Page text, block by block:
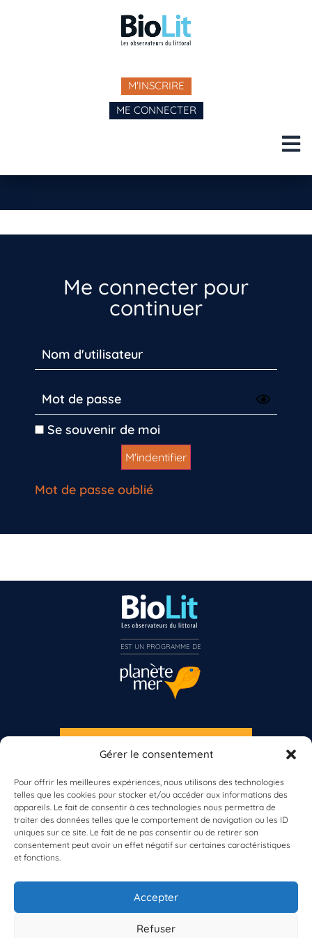
Gérer le consentement
Pour offrir les meilleures expériences, nous utilisons des technologies
telles que les cookies pour stocker et/ou accéder aux informations des
appareils. Le fait de consentir à ces technologies nous permettra de
traiter des données telles que le comportement de navigation ou les ID
uniques sur ce site. Le fait de ne pas consentir ou de retirer son
consentement peut avoir un effet négatif sur certaines caractéristiques
et fonctions.
Accepter
Refuser
M'INSCRIRE
ME CONNECTER
Me connecter pour
continuer
Se souvenir de moi
Mot de passe oublié
À propos de BioLit
Vos données d'observation
Ressources
Résultats du programme
S'INSCRIRE À LA NEWSLETTER